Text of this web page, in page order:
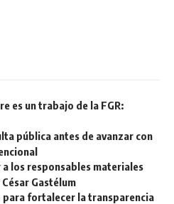
es un trabajo de la FGR:
pública antes de avanzar con
los responsables materiales
Gastélum
fortalecer la transparencia